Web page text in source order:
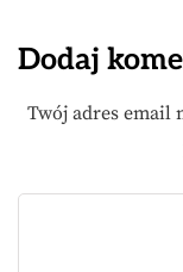
Dodaj
Twój adres email